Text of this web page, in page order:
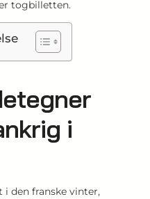
togbilletten.
i
den franske vinter,